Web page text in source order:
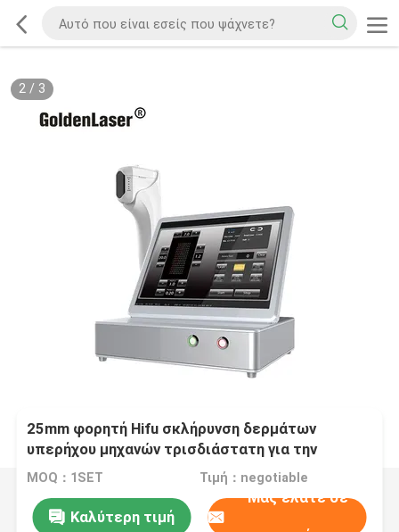
2/ 3
25mm φορητή Hifu σκλήρυνση δερμάτων
υπερήχου μηχανών τρισδιάστατη για την
εγχώρια χρήση
MOQ：1SET Τιμή：negotiable
Καλύτερη τιμή
Μας ελάτε σε